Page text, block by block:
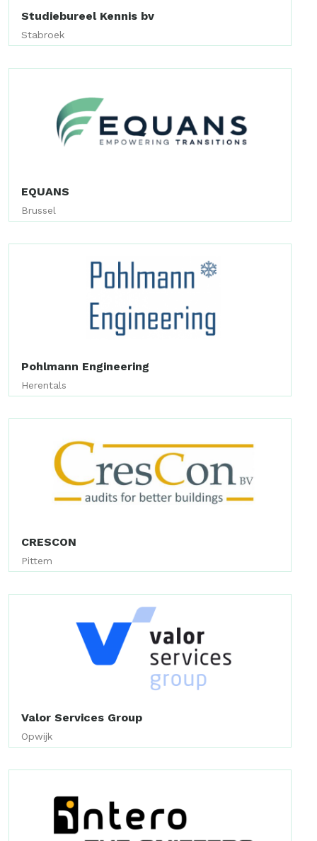
Studiebureel Kennis bv
Stabroek
EQUANS
Brussel
Pohlmann Engineering
Herentals
CRESCON
Pittem
Valor Services Group
Opwijk